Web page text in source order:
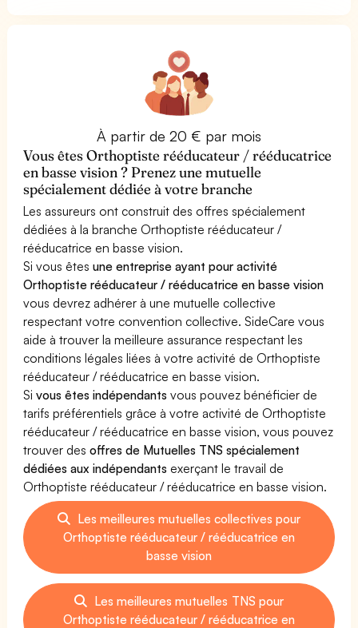
À partir de 20 € par mois
Vous êtes Orthoptiste rééducateur / rééducatrice
en basse vision ? Prenez une mutuelle
spécialement dédiée à votre branche
Les assureurs ont construit des offres spécialement
dédiées à la branche Orthoptiste rééducateur /
rééducatrice en basse vision.
Si vous êtesune entreprise ayant pour activité
Orthoptiste rééducateur / rééducatrice en basse vision
vous devrez adhérer à une mutuelle collective
respectant votre convention collective. SideCare vous
aide à trouver la meilleure assurance respectant les
conditions légales liées à votre activité de Orthoptiste
rééducateur / rééducatrice en basse vision.
Sivous êtes indépendants vous pouvez bénéficier de
tarifs préférentiels grâce à votre activité de Orthoptiste
rééducateur / rééducatrice en basse vision, vous pouvez
trouver desoffres de Mutuelles TNS spécialement
dédiées aux indépendants exerçant le travail de
Orthoptiste rééducateur / rééducatrice en basse vision.
Les meilleures mutuelles collectives pour
Orthoptiste rééducateur / rééducatrice en
basse vision
Les meilleures mutuelles TNS pour
Orthoptiste rééducateur / rééducatrice en